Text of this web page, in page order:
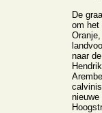
De
om het
naar